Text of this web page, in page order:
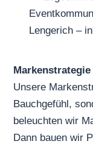
Unsere
Bauchgefühl,
beleuchten wir
Dann bauen wir